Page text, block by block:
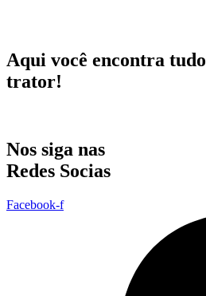
Aqui você encontra
trator!
Nos siga nas
Redes Socias
Facebook-f